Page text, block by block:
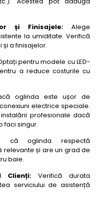
și Finisajele: Alege
la umiditate. Verifică
a finisajelor.
pentru modele cu LED-
a reduce costurile cu
oglinda este ușor de
electrice speciale.
profesionale dacă
faci singur.
că oglinda respectă
și are un grad de
baie.
Clienți: Verifică durata
serviciului de asistență